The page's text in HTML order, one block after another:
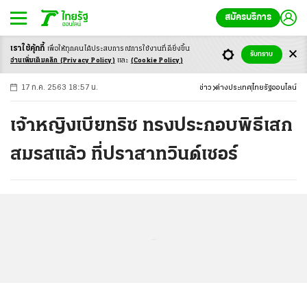
สมัครบริการ
-ก ก ก+
17 ก.ค. 2563 18:57 น. ข่าว ต่างประเทศ ไทยรัฐออนไลน์
เจ้าหญิงเบียทริซ ทรงประกอบพิธีเสก
สมรสแล้ว ที่ปราสาทวินด์เซอร์
เราใช้คุ้กกี้ เพื่อให้ทุกคนได้ประสบการณ์การใช้งานที่ดียิ่งขึ้น
อ่านเพิ่มเติมคลิก (Privacy Policy) และ (Cookie Policy)
รับทราบ